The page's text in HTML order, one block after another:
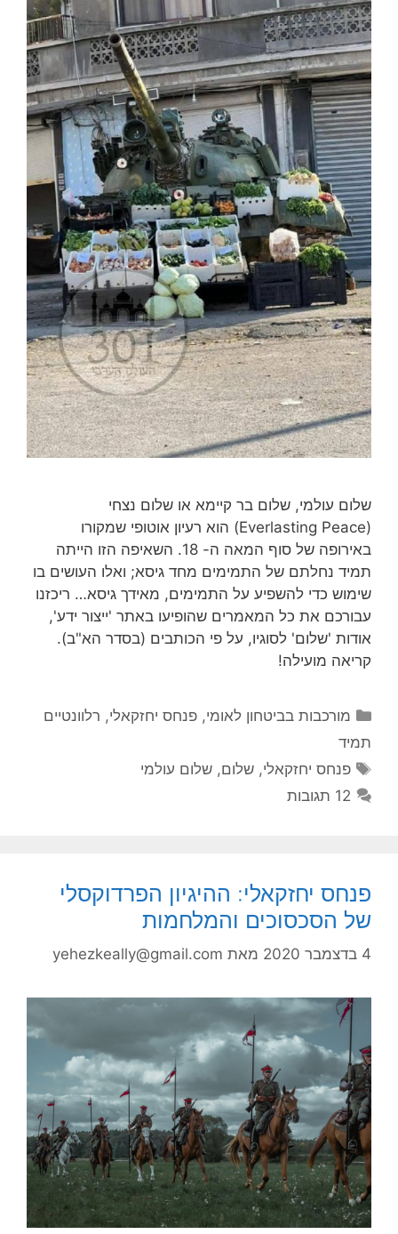
שלום עולמי, שלום בר קיימא או שלום נצחי
(Everlasting Peace) הוא רעיון אוטופי שמקורו
באירופה של סוף המאה ה- 18. השאיפה הזו הייתה
תמיד נחלתם של התמימים מחד גיסא; ואלו העושים בו
שימוש כדי להשפיע על התמימים, מאידך גיסא… ריכזנו
עבורכם את כל המאמרים שהופיעו באתר 'ייצור ידע',
אודות 'שלום' לסוגיו, על פי הכותבים (בסדר הא"ב).
קריאה מועילה!
קטגוריות
מורכבות בביטחון לאומי,פנחס יחזקאלי, רלוונטיים
תמיד
תגיות
פנחס יחזקאלי,שלום,שלום עולמי
12 תגובות
פנחס יחזקאלי: ההיגיון הפרדוקסלי
של הסכסוכים והמלחמות
4 בדצמבר 2020 מאת yehezkeally@gmail.com